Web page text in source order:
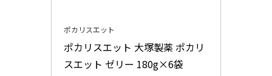
ポカリスエット
ポカリスエット 大塚製薬 ポカリ
スエット ゼリー 180g×6袋